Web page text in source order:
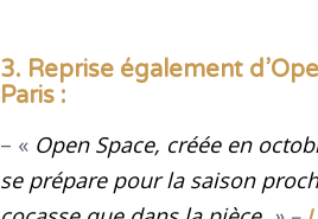
3. Reprise également
Paris :
– « Open Space, créée en
se prépare pour la saison